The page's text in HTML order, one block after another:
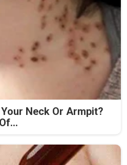
Neck Or Armpit?